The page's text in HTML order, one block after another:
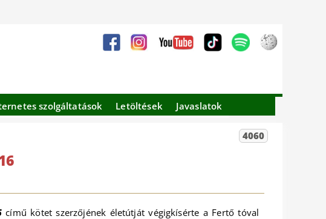
szolgáltatások Letöltések Javaslatok
4060
című kötet szerzőjének életútját végigkísérte a Fertő tóval